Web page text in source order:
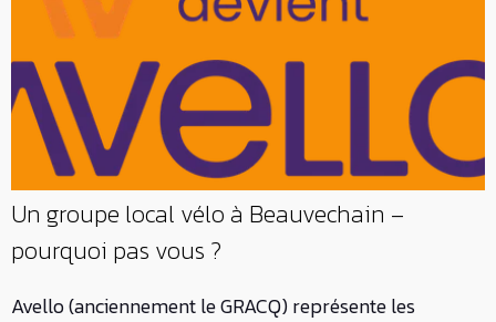
Un groupe local vélo à Beauvechain –
pourquoi pas vous ?
Avello (anciennement le GRACQ) représente les